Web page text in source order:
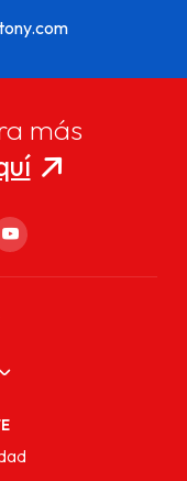
más